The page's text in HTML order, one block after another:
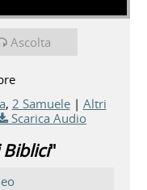
Ascolta
, 2 Samuele| Altri
Scarica Audio
"